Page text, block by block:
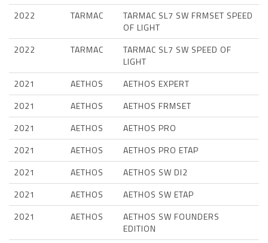
2022
TARMAC
TARMAC SL7 SW FRMSET SPEED
OF LIGHT
2022
TARMAC
TARMAC SL7 SW SPEED OF
LIGHT
2021
AETHOS
AETHOS EXPERT
2021
AETHOS
AETHOS FRMSET
2021
AETHOS
AETHOS PRO
2021
AETHOS
AETHOS PRO ETAP
2021
AETHOS
AETHOS SW DI2
2021
AETHOS
AETHOS SW ETAP
2021
AETHOS
AETHOS SW FOUNDERS
EDITION